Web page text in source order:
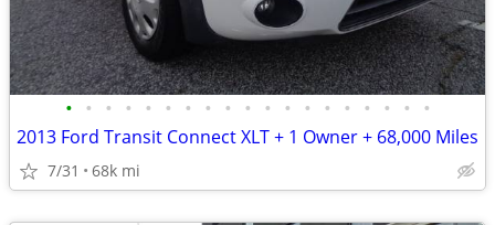
• • • • • • • • • • • • • • • • • • •
2013 Ford Transit Connect XLT + 1 Owner + 68,000 Miles
7/31 68k mi